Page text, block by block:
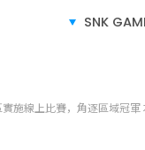
SNK
施線上比賽，角逐區域冠軍